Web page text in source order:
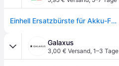
Einhell Ersatzbürste für Akku-Fugenreiniger Stahl Ø 10 cm
Galaxus
3,00 € Versand, 1–3 Tage